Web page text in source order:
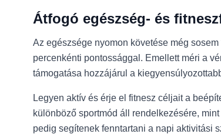
Átfogó egészség- és
Az egészsége nyomon követése még
percenkénti pontossággal. Emellett méri a
támogatása hozzájárul a
Legyen aktív és érje el fitnesz céljait a
különböző sportmód áll rendelkezésére,
pedig segítenek fenntartani a napi aktivitási